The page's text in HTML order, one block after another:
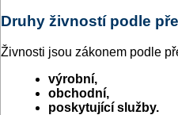
Druhy živností podle
Živnosti jsou zákonem podle
výrobní,
obchodní,
poskytující služby.